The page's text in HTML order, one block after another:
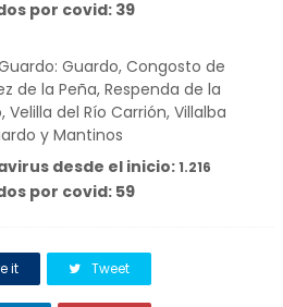
por covid: 39
Guardo, Congosto de
de la Peña, Respenda de la
Velilla del Río Carrión, Villalba
y Mantinos
desde el inicio:1.216
por covid: 59
it Tweet